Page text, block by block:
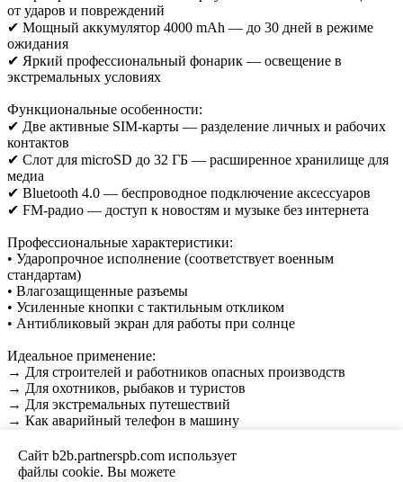
от ударов и повреждений
✔ Мощный аккумулятор 4000 mAh — до 30 дней в режиме
ожидания
✔ Яркий профессиональный фонарик — освещение в
экстремальных условиях
Функциональные особенности:
✔ Две активные SIM-карты — разделение личных и рабочих
контактов
✔ Слот для microSD до 32 ГБ — расширенное хранилище для
медиа
✔ Bluetooth 4.0 — беспроводное подключение аксессуаров
✔ FM-радио — доступ к новостям и музыке без интернета
Профессиональные характеристики:
• Ударопрочное исполнение (соответствует военным
стандартам)
• Влагозащищенные разъемы
• Усиленные кнопки с тактильным откликом
• Антибликовый экран для работы при солнце
Идеальное применение:
→ Для строителей и работников опасных производств
→ Для охотников, рыбаков и туристов
→ Для экстремальных путешествий
→ Как аварийный телефон в машину
Olmio X04 — неубиваемый телефон с самой мощной батареей
в своем классе!
Сайт b2b.partnerspb.com использует
файлы cookie. Вы можете